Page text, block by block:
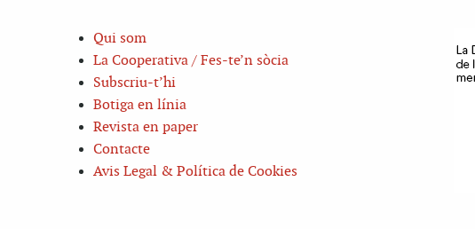
Qui som
La Cooperativa / Fes-te’n sòcia
Subscriu-t’hi
Botiga en línia
Revista en paper
Contacte
Avis Legal & Política de Cookies